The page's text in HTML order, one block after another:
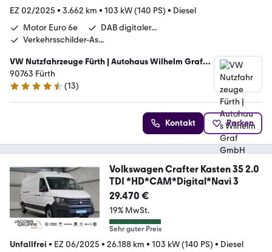
EZ 02/2025 • 3.662 km • 103 kW (140 PS) • Diesel
Motor Euro 6e
DAB digitaler...
Verkehrsschilder-As...
VW Nutzfahrzeuge Fürth | Autohaus Wilhelm Graf
GmbH
90763 Fürth
4.7 Sterne
(13)
Kontakt Parken
Volkswagen Crafter Kasten 35 2.0
TDI *HD*CAM*Digital*Navi 3
29.470 €
19% MwSt.
Sehr guter Preis
Unfallfrei • EZ 06/2025 • 26.188 km • 103 kW (140 PS) • Diesel